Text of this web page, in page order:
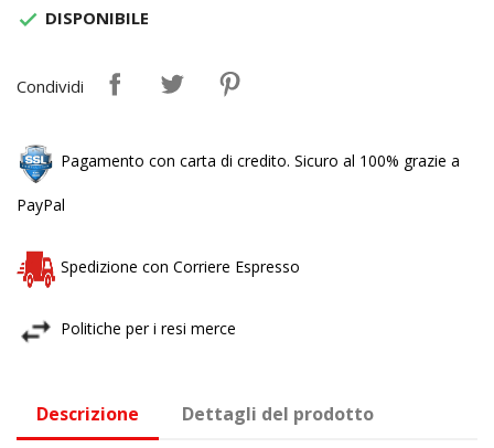
 DISPONIBILE
Condividi
Pagamento con carta di credito. Sicuro al 100% grazie a
PayPal
Spedizione con Corriere Espresso
Politiche per i resi merce
Descrizione Dettagli del prodotto